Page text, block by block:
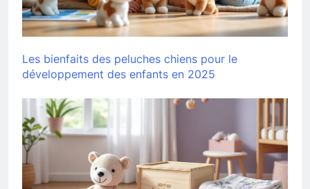
Les bienfaits des peluches chiens pour le
développement des enfants en 2025